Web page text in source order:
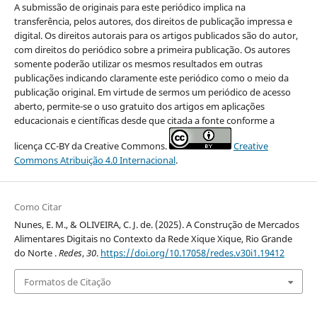
A submissão de originais para este periódico implica na
transferência, pelos autores, dos direitos de publicação impressa e
digital. Os direitos autorais para os artigos publicados são do autor,
com direitos do periódico sobre a primeira publicação. Os autores
somente poderão utilizar os mesmos resultados em outras
publicações indicando claramente este periódico como o meio da
publicação original. Em virtude de sermos um periódico de acesso
aberto, permite-se o uso gratuito dos artigos em aplicações
educacionais e científicas desde que citada a fonte conforme a
licença CC-BY da Creative Commons.
Creative
Commons Atribuição 4.0 Internacional.
Como Citar
Nunes, E. M., & OLIVEIRA, C. J. de. (2025). A Construção de Mercados
Alimentares Digitais no Contexto da Rede Xique Xique, Rio Grande
do Norte .Redes,30. https://doi.org/10.17058/redes.v30i1.19412
Formatos de Citação